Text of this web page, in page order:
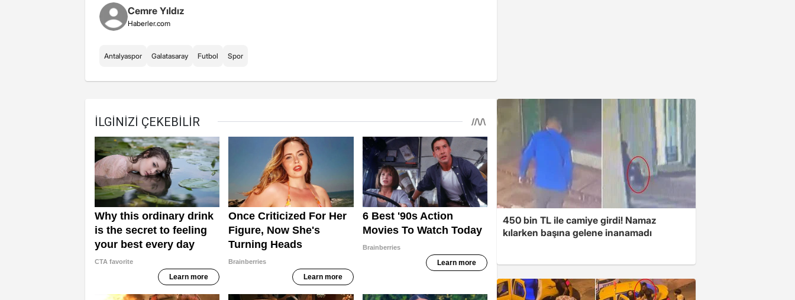
Cemre Yıldız
Haberler.com
Antalyaspor Galatasaray Futbol Spor
450 bin TL ile camiye girdi! Namaz
kılarken başına gelene inanamadı